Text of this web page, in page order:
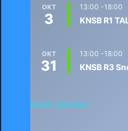
OKT
3
13:00 -18:00
KNSB R1
OKT
31
13:00 -18:00
KNSB R3
Bekijk kalender